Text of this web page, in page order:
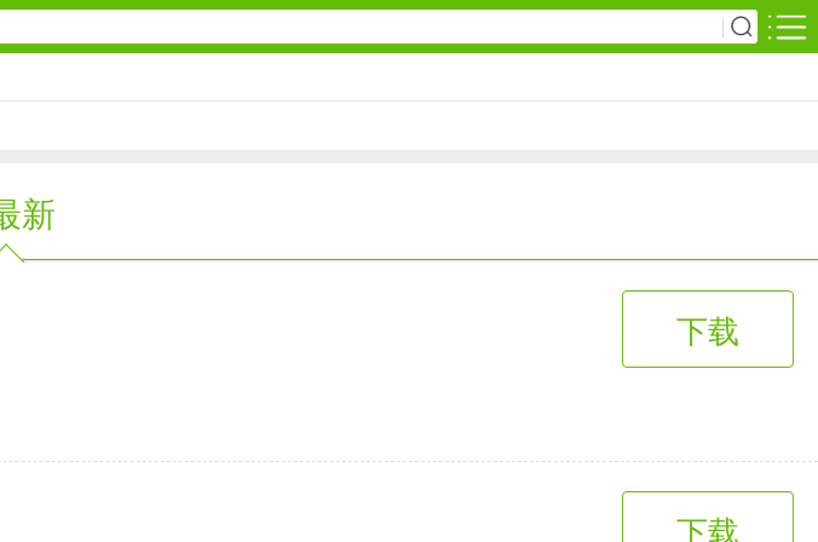
讯
应用
影音播放
6千+款应用
公
生活服务
新
下载
下载